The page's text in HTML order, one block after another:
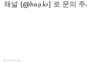
채널 [@hoji.kr] 로 문의